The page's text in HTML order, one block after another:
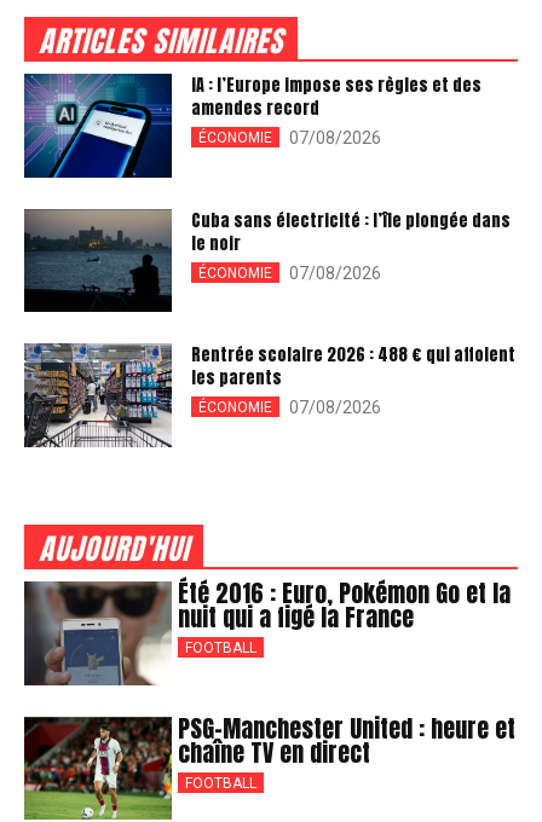
ARTICLES SIMILAIRES
IA : l’Europe impose ses règles et des
amendes record
ÉCONOMIE 07/08/2026
Cuba sans électricité : l’île plongée dans
le noir
ÉCONOMIE 07/08/2026
Rentrée scolaire 2026 : 488 € qui affolent
les parents
ÉCONOMIE 07/08/2026
AUJOURD'HUI
Été 2016 : Euro, Pokémon Go et la
nuit qui a figé la France
FOOTBALL
PSG-Manchester United : heure et
chaîne TV en direct
FOOTBALL